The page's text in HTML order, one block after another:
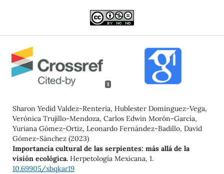
1
Sharon Yedid Valdez-Rentería, Hublester Domínguez-Vega,
Verónica Trujillo-Mendoza, Carlos Edwin Morón-García,
Yuriana Gómez-Ortiz, Leonardo Fernández-Badillo, David
Gómez-Sánchez (2023)
Importancia cultural de las serpientes: más allá de la
visión ecológica. Herpetología Mexicana, 1.
10.69905/xbqkar19